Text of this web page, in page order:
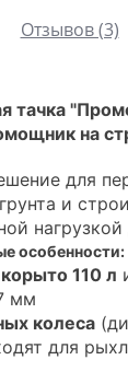
Отзывов (3)
тачка
на
для
и
нагрузкой
особенности:
110 л
мм
колеса
для